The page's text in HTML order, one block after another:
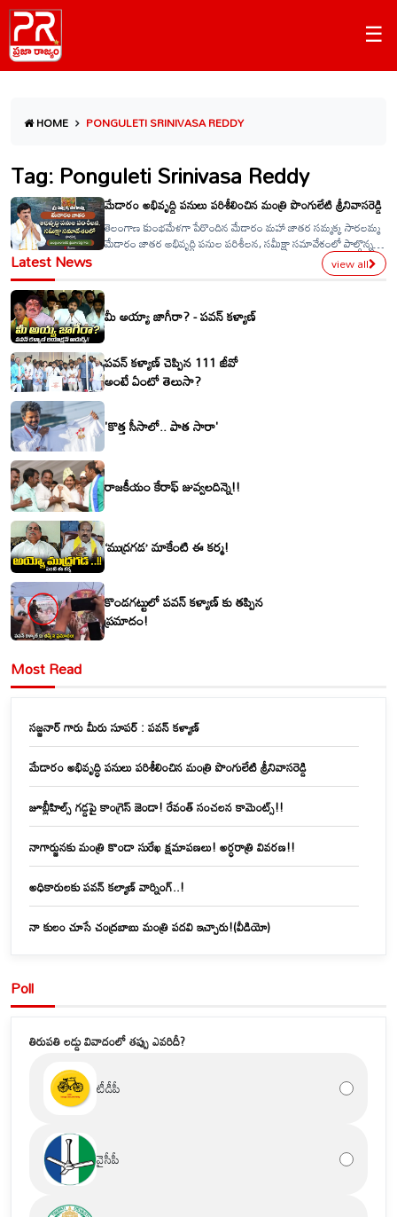
☰
HOME PONGULETI SRINIVASA REDDY
Tag: Ponguleti Srinivasa Reddy
మేడారం అభివృద్ధి పనులు పరిశీలించిన మంత్రి పొంగులేటి శ్రీనివాసరెడ్డి
తెలంగాణ కుంభమేళగా పేరొందిన మేడారం మహా జాతర సమ్మక్క సారలమ్మ
మేడారం జాతర అభివృద్ధి పనుల పరిశీలన, సమీక్షా సమావేశంలో పాల్గొన్న
Latest News view all
మీ అయ్యా జాగీరా? - పవన్ కళ్యాణ్
పవన్ కళ్యాణ్ చెప్పిన 111 జీవో
అంటే ఏంటో తెలుసా?
'కొత్త సీసాలో.. పాత సారా'
రాజకీయం కేరాఫ్ జువ్వలదిన్నె!!
‘ముద్రగడ’ మాకేంటి ఈ కర్మ!
కొండగట్టులో పవన్ కళ్యాణ్ కు తప్పిన
ప్రమాదం!
Most Read
సజ్జనార్ గారు మీరు సూపర్ : పవన్ కళ్యాణ్
మేడారం అభివృద్ధి పనులు పరిశీలించిన మంత్రి పొంగులేటి శ్రీనివాసరెడ్డి
జూబ్లీహిల్స్‌ గడ్డపై కాంగ్రెస్ జెండా! రేవంత్ సంచలన కామెంట్స్!!
నాగార్జునకు మంత్రి కొండా సురేఖ క్షమాపణలు! అర్ధరాత్రి వివరణ!!
అధికారులకు పవన్ కల్యాణ్ వార్నింగ్..!
నా కులం చూసే చంద్రబాబు మంత్రి పదవి ఇచ్చారు!(వీడియో)
Poll
తిరుపతి లడ్డు వివాదంలో తప్పు ఎవరిదీ?
టీడీపీ
వైసీపీ